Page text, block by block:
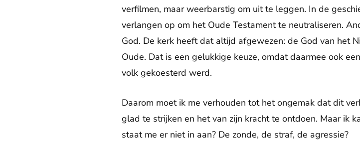
verfilmen, maar weerbarstig om uit te leggen. In de
verlangen op om het Oude Testament te neutraliseren.
God. De kerk heeft dat altijd afgewezen: de God van het
Oude. Dat is een gelukkige keuze, omdat daarmee ook
volk gekoesterd werd.
Daarom moet ik me verhouden tot het ongemak dat dit
glad te strijken en het van zijn kracht te ontdoen. Maar ik
staat me er niet in aan? De zonde, de straf, de agressie?